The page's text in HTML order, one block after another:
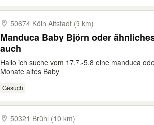
50674 Köln Altstadt (9 km)
Manduca Baby Björn oder
auch
Hallo ich suche vom 17.7.-5.8 eine manduca
Monate altes Baby
Gesuch
50321 Brühl (10 km)